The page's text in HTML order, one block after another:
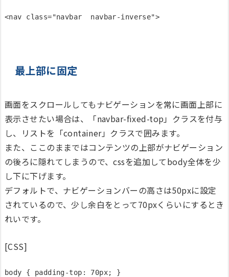
<nav class="navbar  navbar-inverse">
最上部に固定
画面をスクロールしてもナビゲーションを常に画面上部に
表示させたい場合は、「navbar-fixed-top」クラスを付与
し、リストを「container」クラスで囲みます。
また、ここのままではコンテンツの上部がナビゲーション
の後ろに隠れてしまうので、cssを追加してbody全体を少
し下に下げます。
デフォルトで、ナビゲーションバーの高さは50pxに設定
されているので、少し余白をとって70pxくらいにするとき
れいです。
[CSS]
body { padding-top: 70px; }